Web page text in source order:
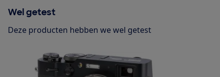
Wel getest
Deze producten hebben we wel getest